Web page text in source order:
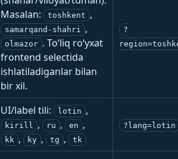
Masalan:
toshkent ,
samarqand-shahri ,
olmazor . To‘liq ro‘yxat
frontend selectida
ishlatiladiganlar bilan
bir xil.
?
UI/label tili: lotin ,
kirill , ru , en ,
kk , ky , tg , tk
?lang=lotin